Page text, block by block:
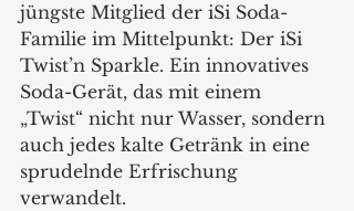
jüngste Mitglied der iSi Soda-
Familie im Mittelpunkt: Der iSi
Twist’n Sparkle. Ein innovatives
Soda-Gerät, das mit einem
„Twist“ nicht nur Wasser, sondern
auch jedes kalte Getränk in eine
sprudelnde Erfrischung
verwandelt.